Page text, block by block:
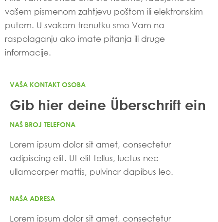
vašem pismenom zahtjevu poštom ili elektronskim
putem. U svakom trenutku smo Vam na
raspolaganju ako imate pitanja ili druge
informacije.
VAŠA KONTAKT OSOBA
Gib hier deine Überschrift ein
NAŠ BROJ TELEFONA
Lorem ipsum dolor sit amet, consectetur
adipiscing elit. Ut elit tellus, luctus nec
ullamcorper mattis, pulvinar dapibus leo.
NAŠA ADRESA
Lorem ipsum dolor sit amet, consectetur